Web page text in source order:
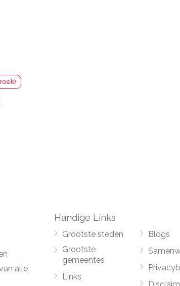
alle
Handige Links
Grootste steden
Grootste
gemeentes
Links
Blogs